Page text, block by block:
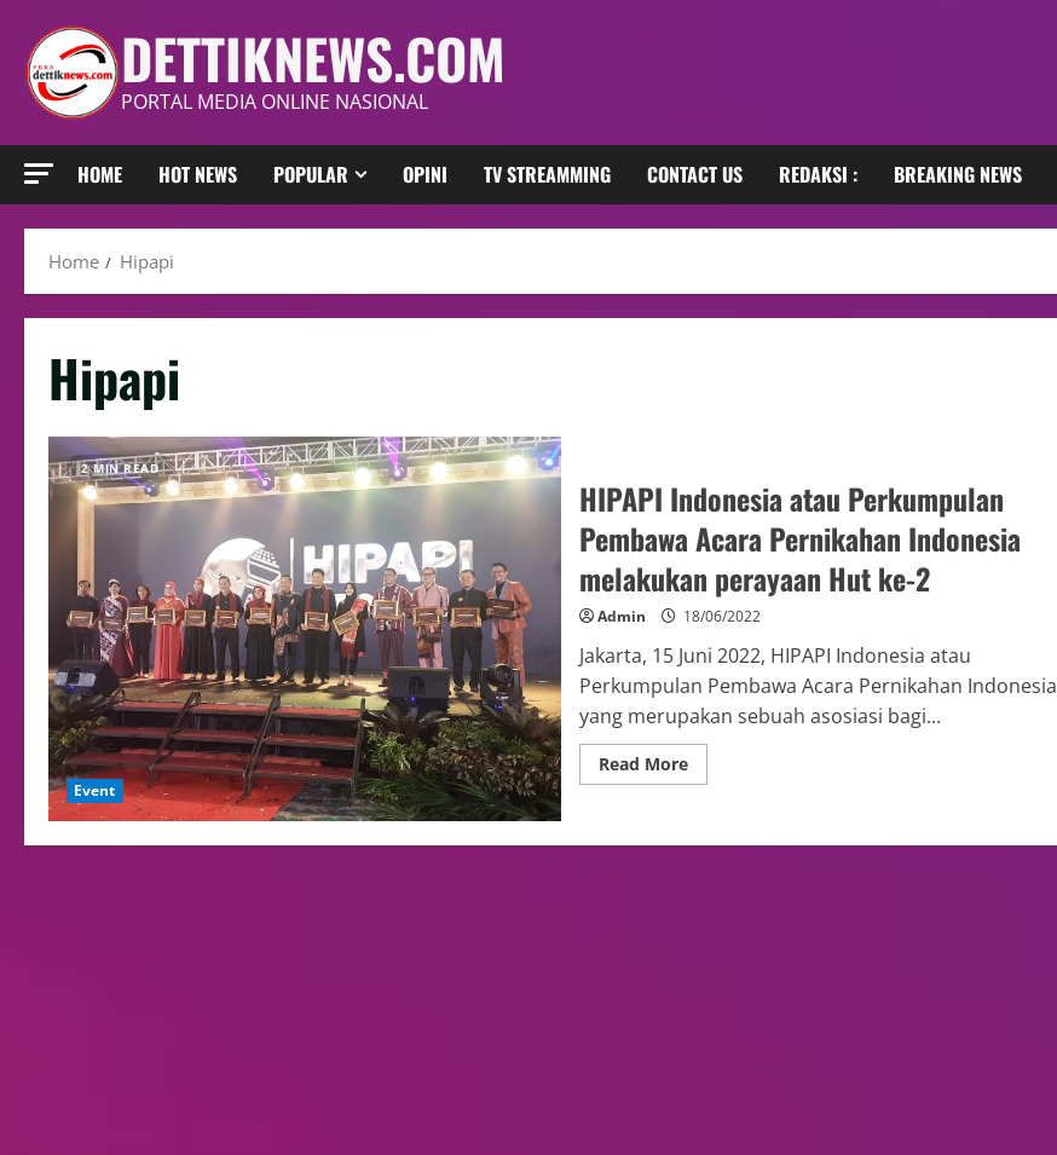
DETTIKNEWS.COM
PORTAL MEDIA ONLINE NASIONAL
HOME HOT NEWS POPULAR OPINI TV STREAMMING CONTACT US REDAKSI : BREAKING NEWS
Home Hipapi
Hipapi
2 MIN READ
Event
HIPAPI Indonesia atau Perkumpulan
Pembawa Acara Pernikahan Indonesia
melakukan perayaan Hut ke-2
Admin 18/06/2022
Jakarta, 15 Juni 2022, HIPAPI Indonesia atau
Perkumpulan Pembawa Acara Pernikahan Indonesia
yang merupakan sebuah asosiasi bagi...
Read More